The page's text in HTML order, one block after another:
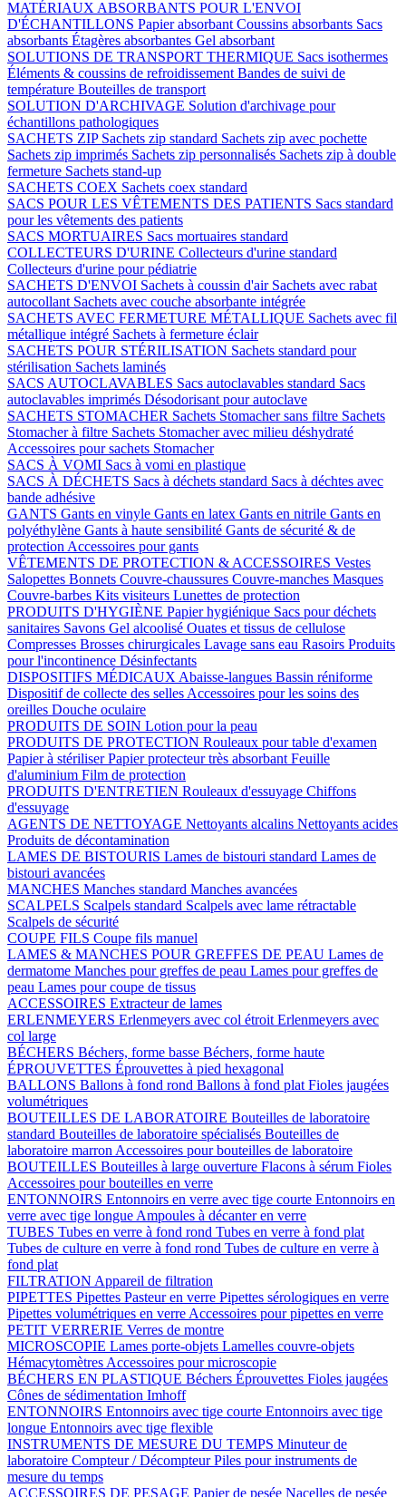
MATÉRIAUX ABSORBANTS POUR L'ENVOI
D'ÉCHANTILLONS Papier absorbant Coussins absorbants Sacs
absorbants Étagères absorbantes Gel absorbant
SOLUTIONS DE TRANSPORT THERMIQUE Sacs isothermes
Éléments & coussins de refroidissement Bandes de suivi de
température Bouteilles de transport
SOLUTION D'ARCHIVAGE Solution d'archivage pour
échantillons pathologiques
SACHETS ZIP Sachets zip standard Sachets zip avec pochette
Sachets zip imprimés Sachets zip personnalisés Sachets zip à double
fermeture Sachets stand-up
SACHETS COEX Sachets coex standard
SACS POUR LES VÊTEMENTS DES PATIENTS Sacs standard
pour les vêtements des patients
SACS MORTUAIRES Sacs mortuaires standard
COLLECTEURS D'URINE Collecteurs d'urine standard
Collecteurs d'urine pour pédiatrie
SACHETS D'ENVOI Sachets à coussin d'air Sachets avec rabat
autocollant Sachets avec couche absorbante intégrée
SACHETS AVEC FERMETURE MÉTALLIQUE Sachets avec fil
métallique intégré Sachets à fermeture éclair
SACHETS POUR STÉRILISATION Sachets standard pour
stérilisation Sachets laminés
SACS AUTOCLAVABLES Sacs autoclavables standard Sacs
autoclavables imprimés Désodorisant pour autoclave
SACHETS STOMACHER Sachets Stomacher sans filtre Sachets
Stomacher à filtre Sachets Stomacher avec milieu déshydraté
Accessoires pour sachets Stomacher
SACS À VOMI Sacs à vomi en plastique
SACS À DÉCHETS Sacs à déchets standard Sacs à déchtes avec
bande adhésive
GANTS Gants en vinyle Gants en latex Gants en nitrile Gants en
polyéthylène Gants à haute sensibilité Gants de sécurité & de
protection Accessoires pour gants
VÊTEMENTS DE PROTECTION & ACCESSOIRES Vestes
Salopettes Bonnets Couvre-chaussures Couvre-manches Masques
Couvre-barbes Kits visiteurs Lunettes de protection
PRODUITS D'HYGIÈNE Papier hygiénique Sacs pour déchets
sanitaires Savons Gel alcoolisé Ouates et tissus de cellulose
Compresses Brosses chirurgicales Lavage sans eau Rasoirs Produits
pour l'incontinence Désinfectants
DISPOSITIFS MÉDICAUX Abaisse-langues Bassin réniforme
Dispositif de collecte des selles Accessoires pour les soins des
oreilles Douche oculaire
PRODUITS DE SOIN Lotion pour la peau
PRODUITS DE PROTECTION Rouleaux pour table d'examen
Papier à stériliserPapier protecteur très absorbant Feuille
d'aluminium Film de protection
PRODUITS D'ENTRETIEN Rouleaux d'essuyage Chiffons
d'essuyage
AGENTS DE NETTOYAGE Nettoyants alcalins Nettoyants acides
Produits de décontamination
LAMES DE BISTOURIS Lames de bistouri standard Lames de
bistouri avancées
MANCHES Manches standard Manches avancées
SCALPELS Scalpels standard Scalpels avec lame rétractable
Scalpels de sécurité
COUPE FILS Coupe fils manuel
LAMES & MANCHES POUR GREFFES DE PEAU Lames de
dermatome Manches pour greffes de peau Lames pour greffes de
peau Lames pour coupe de tissus
ACCESSOIRES Extracteur de lames
ERLENMEYERS Erlenmeyers avec col étroit Erlenmeyers avec
col large
BÉCHERS Béchers, forme basse Béchers, forme haute
ÉPROUVETTES Éprouvettes à pied hexagonal
BALLONS Ballons à fond rond Ballons à fond plat Fioles jaugées
volumétriques
BOUTEILLES DE LABORATOIRE Bouteilles de laboratoire
standard Bouteilles de laboratoire spécialisés Bouteilles de
laboratoire marron Accessoires pour bouteilles de laboratoire
BOUTEILLES Bouteilles à large ouverture Flacons à sérum Fioles
Accessoires pour bouteilles en verre
ENTONNOIRS Entonnoirs en verre avec tige courte Entonnoirs en
verre avec tige longue Ampoules à décanter en verre
TUBES Tubes en verre à fond rond Tubes en verre à fond plat
Tubes de culture en verre à fond rond Tubes de culture en verre à
fond plat
FILTRATION Appareil de filtration
PIPETTES Pipettes Pasteur en verre Pipettes sérologiques en verre
Pipettes volumétriques en verre Accessoires pour pipettes en verre
PETIT VERRERIE Verres de montre
MICROSCOPIE Lames porte-objets Lamelles couvre-objets
Hémacytomètres Accessoires pour microscopie
BÉCHERS EN PLASTIQUE Béchers Éprouvettes Fioles jaugées
Cônes de sédimentation Imhoff
ENTONNOIRS Entonnoirs avec tige courte Entonnoirs avec tige
longue Entonnoirs avec tige flexible
INSTRUMENTS DE MESURE DU TEMPS Minuteur de
laboratoire Compteur / DécompteurPiles pour instruments de
mesure du temps
ACCESSOIRES DE PESAGE Papier de pesée Nacelles de pesée